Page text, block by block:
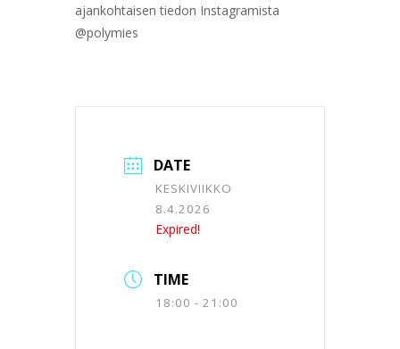
ajankohtaisen tiedon Instagramista
@polymies
DATE
KESKIVIIKKO
8.4.2026
Expired!
TIME
18:00 - 21:00